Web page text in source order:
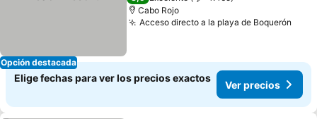
Opción destacada
Cabo Rojo
Acceso directo a la playa de Boquerón
Elige fechas para ver los precios exactos
Ver precios